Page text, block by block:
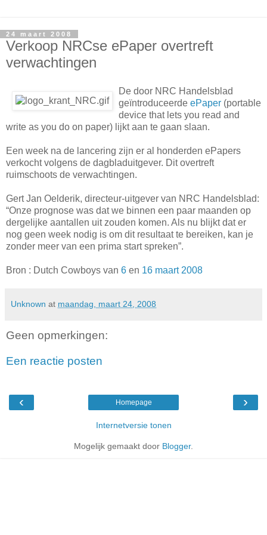
24 maart 2008
Verkoop NRCse ePaper overtreft
verwachtingen
De door NRC Handelsblad
geïntroduceerde ePaper (portable
device that lets you read and
write as you do on paper) lijkt aan te gaan slaan.
Een week na de lancering zijn er al honderden ePapers
verkocht volgens de dagbladuitgever. Dit overtreft
ruimschoots de verwachtingen.
Gert Jan Oelderik, directeur-uitgever van NRC Handelsblad:
“Onze prognose was dat we binnen een paar maanden op
dergelijke aantallen uit zouden komen. Als nu blijkt dat er
nog geen week nodig is om dit resultaat te bereiken, kan je
zonder meer van een prima start spreken”.
Bron : Dutch Cowboys van 6 en 16 maart 2008
Unknown at maandag, maart 24, 2008
Geen opmerkingen:
Een reactie posten
‹ ›
Homepage
Internetversie tonen
Mogelijk gemaakt door Blogger.